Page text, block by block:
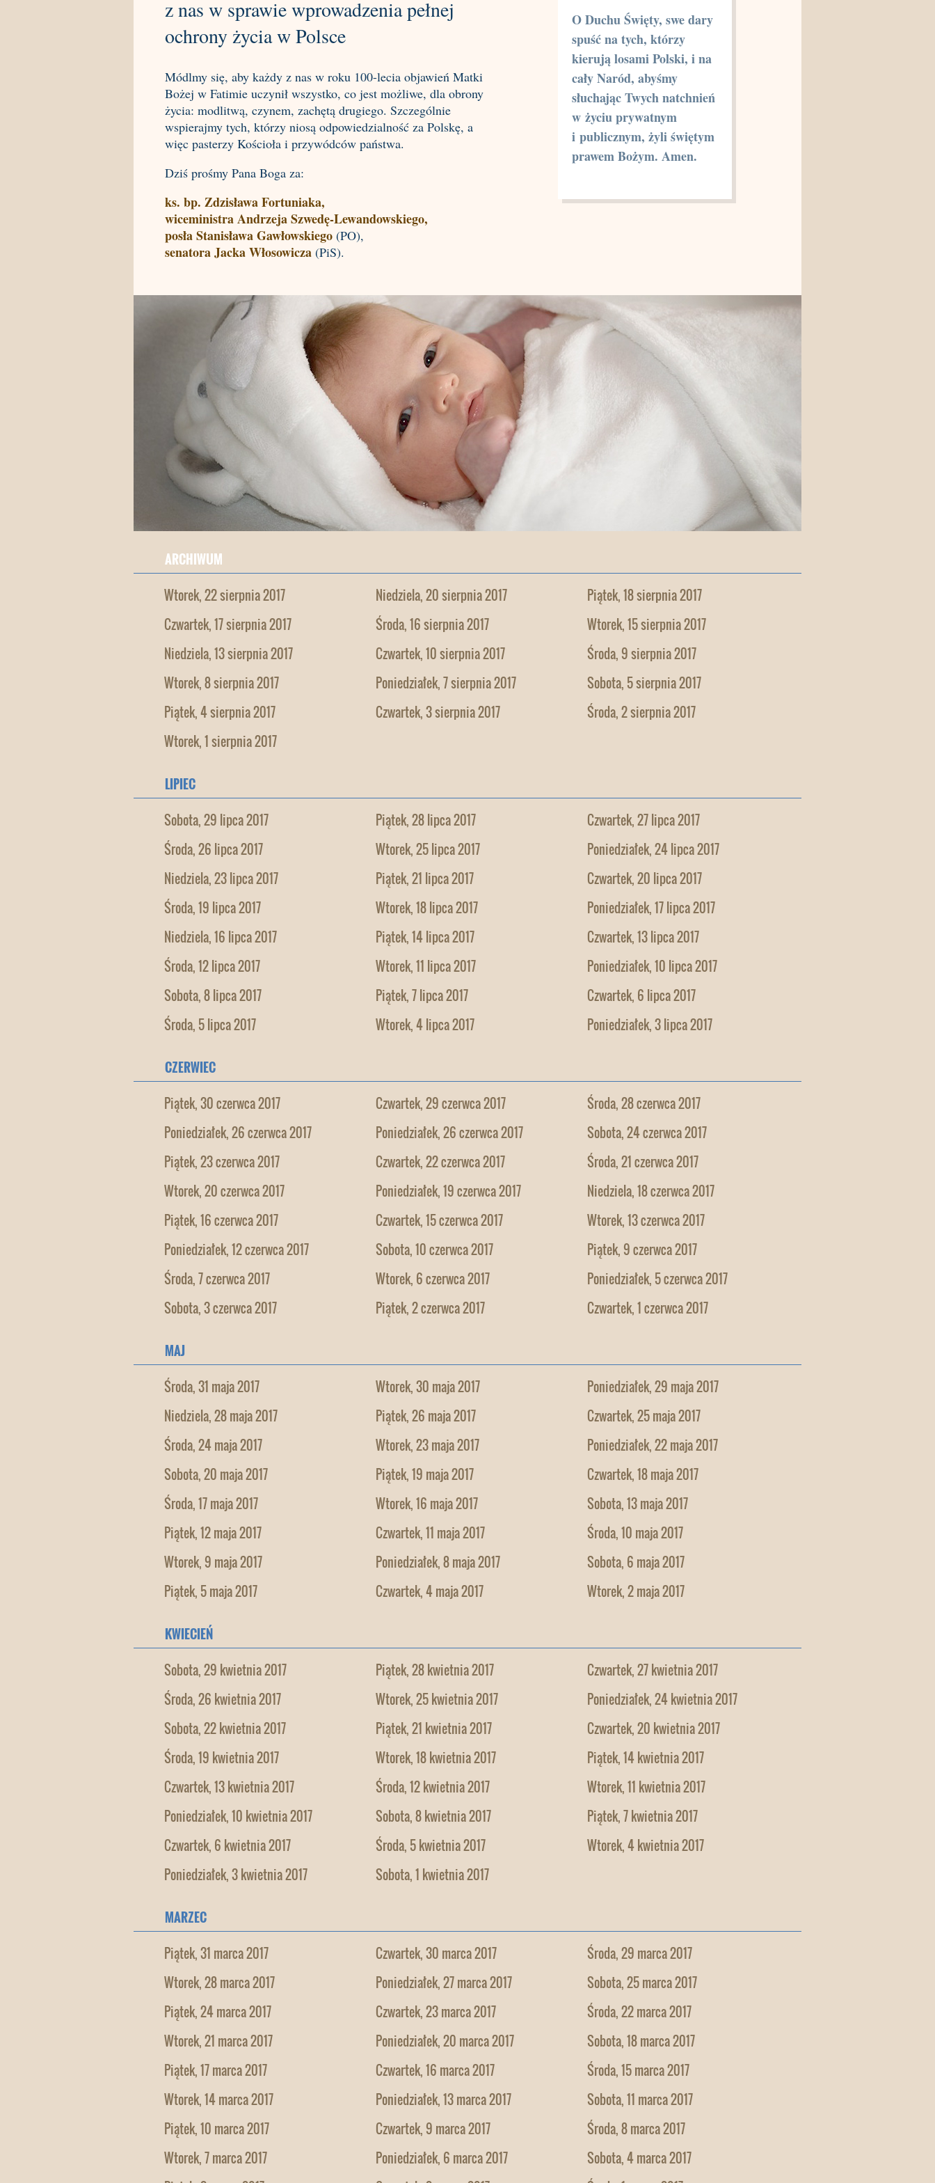
z nas w sprawie wprowadzenia pełnej
ochrony życia w Polsce
Módlmy się, aby każdy z nas w roku 100-lecia objawień Matki
Bożej w Fatimie uczynił wszystko, co jest możliwe, dla obrony
życia: modlitwą, czynem, zachętą drugiego. Szczególnie
wspierajmy tych, którzy niosą odpowiedzialność za Polskę, a
więc pasterzy Kościoła i przywódców państwa.
Dziś prośmy Pana Boga za:
ks. bp. Zdzisława Fortuniaka,
wiceministra Andrzeja Szwedę-Lewandowskiego,
posła Stanisława Gawłowskiego (PO),
senatora Jacka Włosowicza (PiS).
O Duchu Święty, swe dary
spuść na tych, którzy
kierują losami Polski, i na
cały Naród, abyśmy
słuchając Twych natchnień
w życiu prywatnym
i publicznym, żyli świętym
prawem Bożym. Amen.
ARCHIWUM
Wtorek, 22 sierpnia 2017
Niedziela, 20 sierpnia 2017
Piątek, 18 sierpnia 2017
Czwartek, 17 sierpnia 2017
Środa, 16 sierpnia 2017
Wtorek, 15 sierpnia 2017
Niedziela, 13 sierpnia 2017
Czwartek, 10 sierpnia 2017
Środa, 9 sierpnia 2017
Wtorek, 8 sierpnia 2017
Poniedziałek, 7 sierpnia 2017
Sobota, 5 sierpnia 2017
Piątek, 4 sierpnia 2017
Czwartek, 3 sierpnia 2017
Środa, 2 sierpnia 2017
Wtorek, 1 sierpnia 2017
LIPIEC
Sobota, 29 lipca 2017
Piątek, 28 lipca 2017
Czwartek, 27 lipca 2017
Środa, 26 lipca 2017
Wtorek, 25 lipca 2017
Poniedziałek, 24 lipca 2017
Niedziela, 23 lipca 2017
Piątek, 21 lipca 2017
Czwartek, 20 lipca 2017
Środa, 19 lipca 2017
Wtorek, 18 lipca 2017
Poniedziałek, 17 lipca 2017
Niedziela, 16 lipca 2017
Piątek, 14 lipca 2017
Czwartek, 13 lipca 2017
Środa, 12 lipca 2017
Wtorek, 11 lipca 2017
Poniedziałek, 10 lipca 2017
Sobota, 8 lipca 2017
Piątek, 7 lipca 2017
Czwartek, 6 lipca 2017
Środa, 5 lipca 2017
Wtorek, 4 lipca 2017 Poniedziałek, 3 lipca 2017
CZERWIEC
Piątek, 30 czerwca 2017
Czwartek, 29 czerwca 2017
Środa, 28 czerwca 2017
Poniedziałek, 26 czerwca 2017
Poniedziałek, 26 czerwca 2017
Sobota, 24 czerwca 2017
Piątek, 23 czerwca 2017
Czwartek, 22 czerwca 2017
Środa, 21 czerwca 2017
Wtorek, 20 czerwca 2017
Poniedziałek, 19 czerwca 2017
Niedziela, 18 czerwca 2017
Piątek, 16 czerwca 2017
Czwartek, 15 czerwca 2017
Wtorek, 13 czerwca 2017
Poniedziałek, 12 czerwca 2017
Sobota, 10 czerwca 2017
Piątek, 9 czerwca 2017
Środa, 7 czerwca 2017
Wtorek, 6 czerwca 2017
Poniedziałek, 5 czerwca 2017
Sobota, 3 czerwca 2017
Piątek, 2 czerwca 2017 Czwartek, 1 czerwca 2017
MAJ
Środa, 31 maja 2017
Wtorek, 30 maja 2017
Poniedziałek, 29 maja 2017
Niedziela, 28 maja 2017
Piątek, 26 maja 2017
Czwartek, 25 maja 2017
Środa, 24 maja 2017
Wtorek, 23 maja 2017
Poniedziałek, 22 maja 2017
Sobota, 20 maja 2017
Piątek, 19 maja 2017
Czwartek, 18 maja 2017
Środa, 17 maja 2017
Wtorek, 16 maja 2017
Sobota, 13 maja 2017
Piątek, 12 maja 2017
Czwartek, 11 maja 2017
Środa, 10 maja 2017
Wtorek, 9 maja 2017
Poniedziałek, 8 maja 2017
Sobota, 6 maja 2017
Piątek, 5 maja 2017
Czwartek, 4 maja 2017 Wtorek, 2 maja 2017
KWIECIEŃ
Sobota, 29 kwietnia 2017
Piątek, 28 kwietnia 2017
Czwartek, 27 kwietnia 2017
Środa, 26 kwietnia 2017
Wtorek, 25 kwietnia 2017
Poniedziałek, 24 kwietnia 2017
Sobota, 22 kwietnia 2017
Piątek, 21 kwietnia 2017
Czwartek, 20 kwietnia 2017
Środa, 19 kwietnia 2017
Wtorek, 18 kwietnia 2017
Piątek, 14 kwietnia 2017
Czwartek, 13 kwietnia 2017
Środa, 12 kwietnia 2017
Wtorek, 11 kwietnia 2017
Poniedziałek, 10 kwietnia 2017
Sobota, 8 kwietnia 2017
Piątek, 7 kwietnia 2017
Czwartek, 6 kwietnia 2017
Środa, 5 kwietnia 2017
Wtorek, 4 kwietnia 2017
Poniedziałek, 3 kwietnia 2017
Sobota, 1 kwietnia 2017
MARZEC
Piątek, 31 marca 2017
Czwartek, 30 marca 2017
Środa, 29 marca 2017
Wtorek, 28 marca 2017
Poniedziałek, 27 marca 2017
Sobota, 25 marca 2017
Piątek, 24 marca 2017
Czwartek, 23 marca 2017
Środa, 22 marca 2017
Wtorek, 21 marca 2017
Poniedziałek, 20 marca 2017
Sobota, 18 marca 2017
Piątek, 17 marca 2017
Czwartek, 16 marca 2017
Środa, 15 marca 2017
Wtorek, 14 marca 2017
Poniedziałek, 13 marca 2017
Sobota, 11 marca 2017
Piątek, 10 marca 2017
Czwartek, 9 marca 2017
Środa, 8 marca 2017
Wtorek, 7 marca 2017
Poniedziałek, 6 marca 2017
Sobota, 4 marca 2017